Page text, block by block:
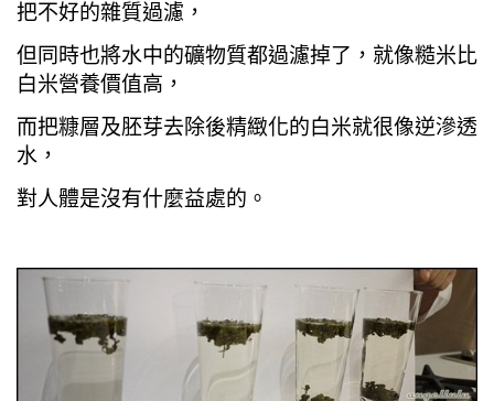
把不好的雜質過濾，
但同時也將水中的礦物質都過濾掉了，就像糙米比
白米營養價值高，
而把糠層及胚芽去除後精緻化的白米就很像逆滲透
水，
對人體是沒有什麼益處的 。